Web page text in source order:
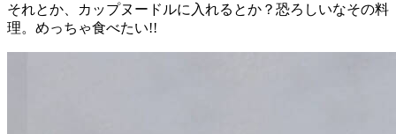
それとか、カップヌードルに入れるとか？恐ろしいなその料
理。めっちゃ食べたい!!